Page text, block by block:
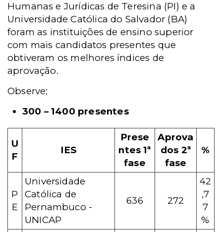
Humanas e Jurídicas de Teresina (PI) e a
Universidade Católica do Salvador (BA)
foram as instituições de ensino superior
com mais candidatos presentes que
obtiveram os melhores índices de
aprovação.
Observe:
300 – 1400 presentes
U
F
IES
Prese
ntes 1ª
fase
Aprova
dos 2ª
fase
%
P
E
Universidade
Católica de
Pernambuco -
UNICAP
636 272
42
,7
7
%